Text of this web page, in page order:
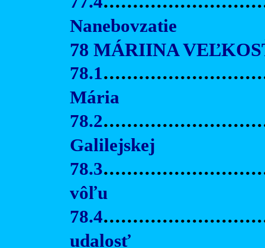
Nanebovzatie
78 MÁRIINA
78.1
Mária
78.2
Galilejskej
78.3
vôľu
78.4
udalosť